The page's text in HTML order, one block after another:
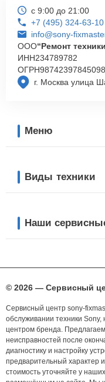
г. Москва улица
с 9:00 до 21:00
+7 (495) 324-63-10
info@sony-
ООО“Ремонт
ИНН234789782
ОГРН98742397845098
Меню
Виды техники
Наши
© 2026 — Сервисный
Сервисный центр sony-
обслуживании техники
центром бренда.
неисправностей после
диагностику и настройку
предварительный характер
стоимость уточняйте у